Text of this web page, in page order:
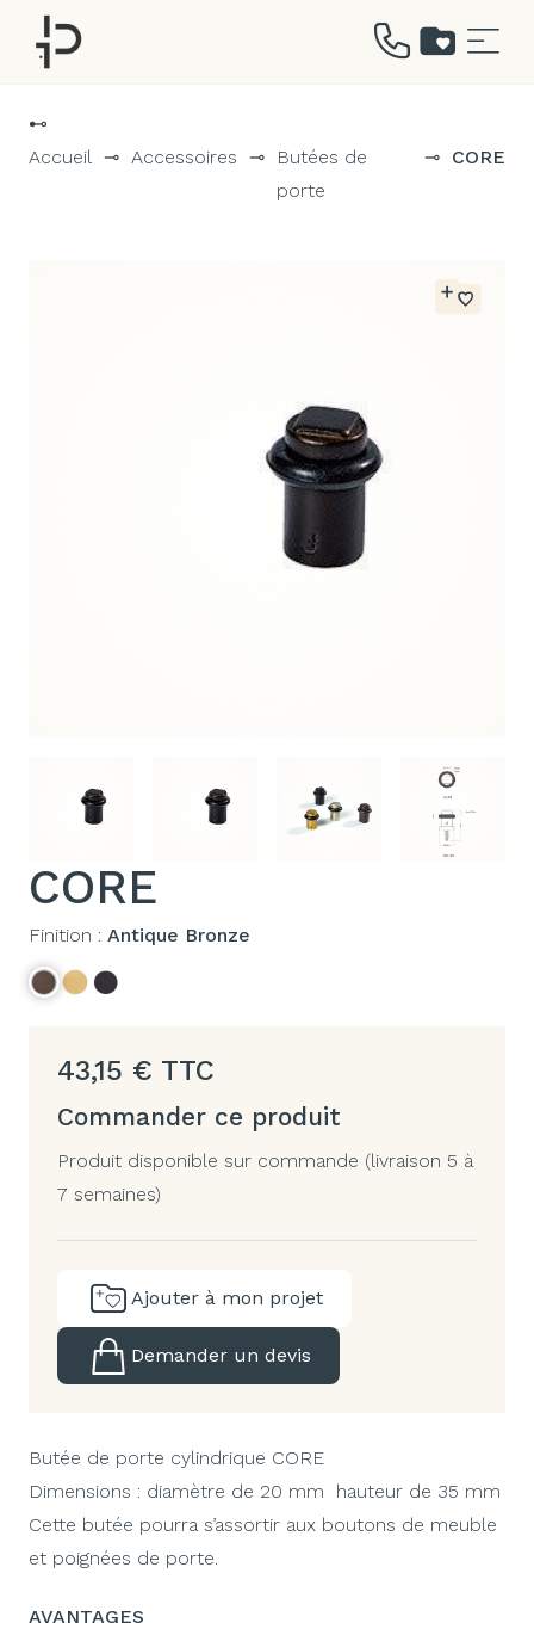
⊷
Accueil ⊸ Accessoires ⊸
Butées de
porte
⊸ CORE
CORE
Finition : Antique Bronze
43,15 € TTC
Commander ce produit
Produit disponible sur commande (livraison 5 à
7 semaines)
Ajouter à mon projet
Demander un devis
Butée de porte cylindrique CORE
Dimensions : diamètre de 20 mm hauteur de 35 mm
Cette butée pourra s’assortir aux boutons de meuble
et poignées de porte.
AVANTAGES